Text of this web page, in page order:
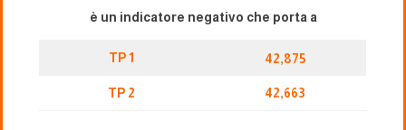
è un indicatore negativo che porta a
TP 1 42,875
TP 2 42,663